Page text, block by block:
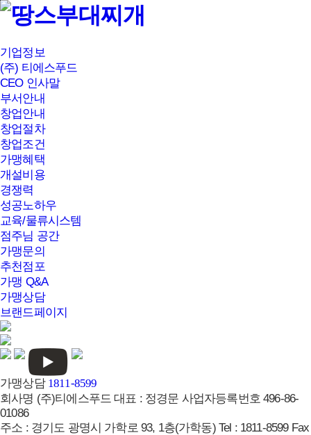
본문바로가기
기업정보
(주) 티에스푸드
CEO 인사말
부서안내
창업안내
창업절차
창업조건
가맹혜택
개설비용
경쟁력
성공노하우
교육/물류시스템
점주님 공간
가맹문의
추천점포
가맹 Q&A
가맹상담
브랜드페이지
가맹상담 1811-8599
회사명 (주)티에스푸드 대표 : 정경문 사업자등록번호 496-86-
01086
주소 : 경기도 광명시 가학로 93, 1층(가학동) Tel : 1811-8599 Fax